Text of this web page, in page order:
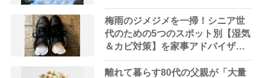
電気代をお得に」【節約＆家事ア
ドバイザー解説】
梅雨のジメジメを一掃！シニア世
代のための5つのスポット別【湿気
＆カビ対策】を家事アドバイザー
が指南
離れて暮らす80代の父親が「大量